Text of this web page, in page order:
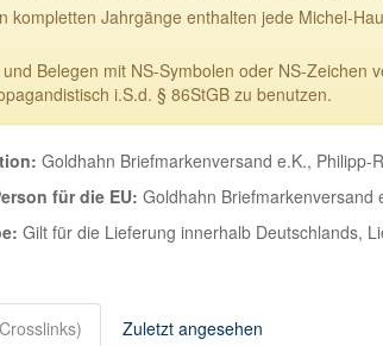
kompletten Jahrgänge enthalten jede Michel-
Belegen mit NS-Symbolen oder NS-
i.S.d. § 86StGB zu benutzen.
Goldhahn Briefmarkenversand e.K.,
für die EU: Goldhahn Briefmarkenversand
Gilt für die Lieferung innerhalb Deutschlands,
Zuletzt angesehen